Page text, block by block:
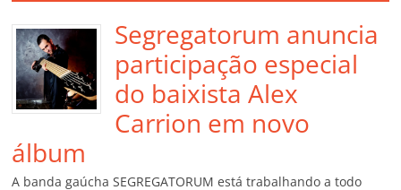
Segregatorum anuncia
participação especial
do baixista Alex
Carrion em novo
álbum
A banda gaúcha SEGREGATORUM está trabalhando a todo